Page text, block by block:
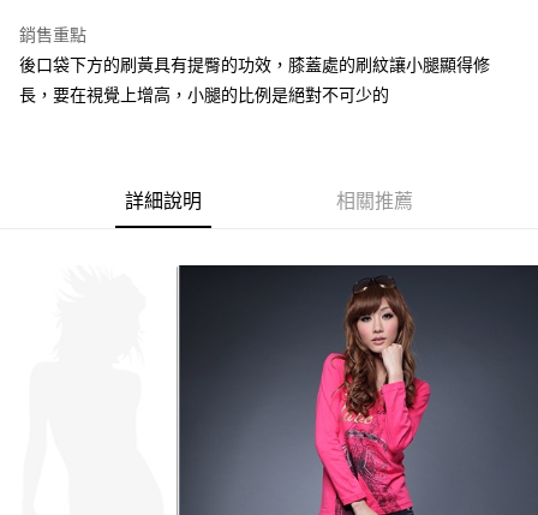
法說明評估內容。
【繳款方式說明】
1.分期款項不併入電信帳單，「大哥付你分期」於每月結算日後寄送繳費提
醒簡訊。
1.本服務係由「台灣大哥大股份有限公司」（以下簡稱本公司）所提供，讓
2.基於同意付款使用「大哥付你分期」之契約關係目的，商店將以您的個人
資料（包含姓名、電話或地址）提供予台灣大哥大進項蒐集、處理及利用，
由本公司與您本人進行分期帳單所需資料之確認、核對及更正。
https://oppay.tw/userRule
３．安心：先確認商品／服務後，再付款。
【「AFTEE先享後付」結帳流程】
１．於結帳方式選擇「AFTEE先享後付」後，將跳轉至「AFTEE先享後付」
※ 請注意：結帳手續完成當下不需立刻繳費，但若您需要取消訂單，請聯絡
購買商品的店家。未經商家同意取消之訂單仍視為有效，需透過AFTEE先享
※ 交易是否成功請以「AFTEE先享後付 」之結帳頁面顯示為準，若有關於
是否繳費成功／繳費後需取消欲退款等相關疑問，請聯繫「AFTEE先享後付
https://netprotections.freshdesk.com/support/home
１．透過由恩沛科技股份有限公司提供之「AFTEE先享後付」服務完成之交
易，需依本服務之必要範圍內提供個人資料，並將交易相關給付款項請求債
２．關於個人資料處理事宜，請瀏覽以下網址：
３．未成年的使用者請事先徵得法定代理人或監護人之同意方可使用
「AFTEE先享後付」，若未經同意申辦者引起之損失，本公司不負相關責
全家取貨付款
每筆NT$70，滿NT$699(含以上)免運費
每筆NT$70，滿NT$799(含以上)免運費
每筆NT$100，滿NT$1,000(含以上)免運費
銷售重點
後口袋下方的刷黃具有提臀的功效，膝蓋處的刷紋讓小腿顯得修
長，要在視覺上增高，小腿的比例是絕對不可少的
詳細說明 相關推薦